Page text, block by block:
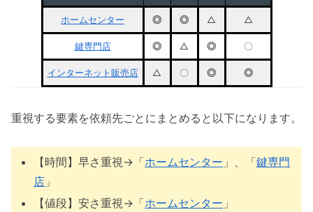
ホームセンター ◎ ◎ △ △
鍵専門店 ◎ △ ◎ 〇
インターネット販売店 △ 〇 ◎ ◎
重視する要素を依頼先ごとにまとめると以下になります。
【時間】早さ重視→「ホームセンター 」、「鍵専門
店 」
【値段】安さ重視→「ホームセンター 」